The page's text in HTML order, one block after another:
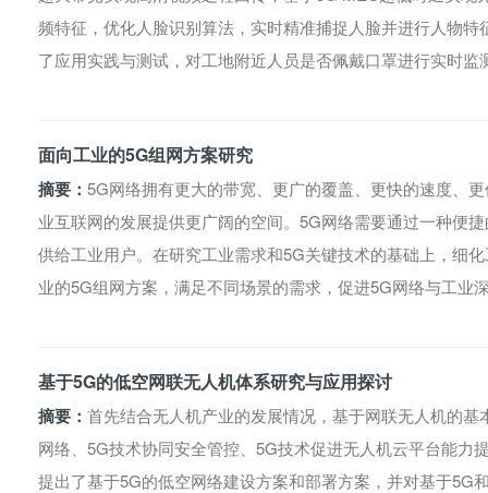
频特征，优化人脸识别算法，实时精准捕捉人脸并进行人物
了应用实践与测试，对工地附近人员是否佩戴口罩进行实时监
面向工业的5G组网方案研究
摘要： 5G网络拥有更大的带宽、更广的覆盖、更快的速度、
业互联网的发展提供更广阔的空间。5G网络需要通过一种便
供给工业用户。在研究工业需求和5G关键技术的基础上，细
业的5G组网方案，满足不同场景的需求，促进5G网络与工业
基于5G的低空网联无人机体系研究与应用探讨
摘要： 首先结合无人机产业的发展情况，基于网联无人机的
网络、5G技术协同安全管控、5G技术促进无人机云平台能力
提出了基于5G的低空网络建设方案和部署方案，并对基于5G